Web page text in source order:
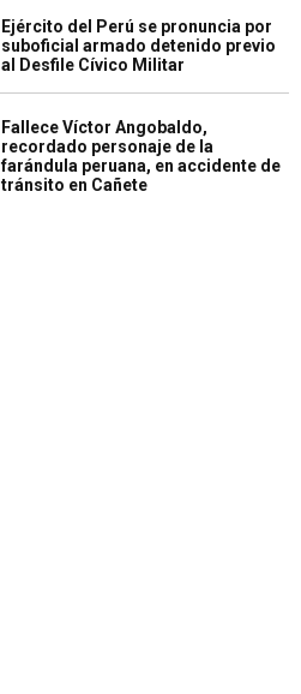
Ejército del Perú se pronuncia por
suboficial armado detenido previo
al Desfile Cívico Militar
Fallece Víctor Angobaldo,
recordado personaje de la
farándula peruana, en accidente de
tránsito en Cañete